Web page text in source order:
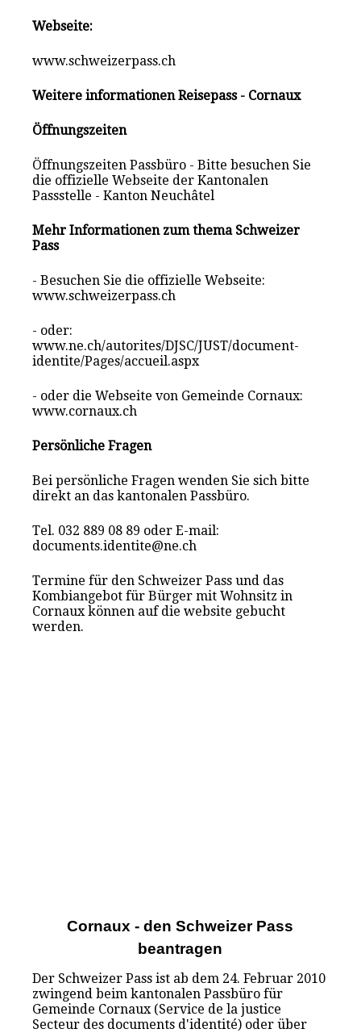
Webseite:
www.schweizerpass.ch
Weitere informationen Reisepass - Cornaux
Öffnungszeiten
Öffnungszeiten Passbüro - Bitte besuchen Sie
die offizielle Webseite der Kantonalen
Passstelle - Kanton Neuchâtel
Mehr Informationen zum thema Schweizer
Pass
- Besuchen Sie die offizielle Webseite:
www.schweizerpass.ch
- oder:
www.ne.ch/autorites/DJSC/JUST/document-
identite/Pages/accueil.aspx
- oder die Webseite von Gemeinde Cornaux:
www.cornaux.ch
Persönliche Fragen
Bei persönliche Fragen wenden Sie sich bitte
direkt an das kantonalen Passbüro.
Tel. 032 889 08 89 oder E-mail:
documents.identite@ne.ch
Termine für den Schweizer Pass und das
Kombiangebot für Bürger mit Wohnsitz in
Cornaux können auf die website gebucht
werden.
Cornaux - den Schweizer Pass
beantragen
Der Schweizer Pass ist ab dem 24. Februar 2010
zwingend beim kantonalen Passbüro für
Gemeinde Cornaux (Service de la justice
Secteur des documents d'identité) oder über